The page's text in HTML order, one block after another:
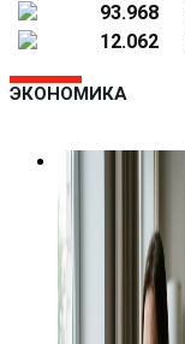
93.968
12.062
ЭКОНОМИКА